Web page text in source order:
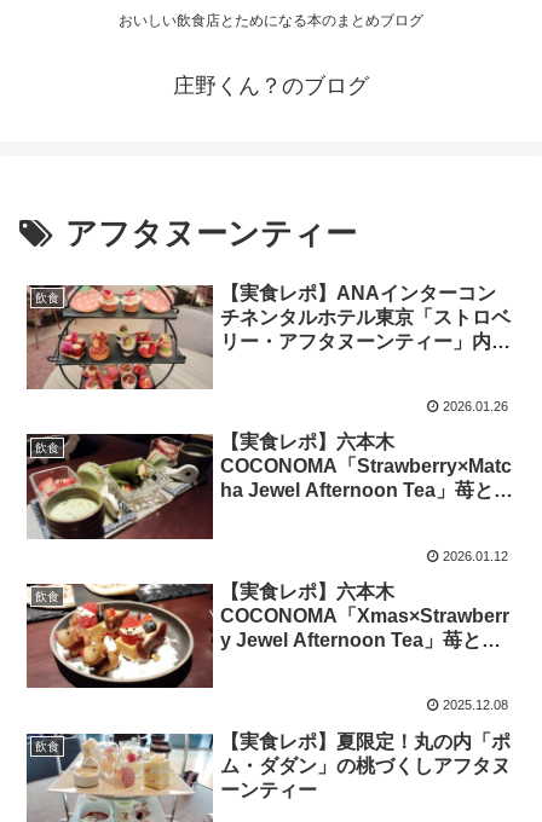
おいしい飲食店とためになる本のまとめブログ
庄野くん？のブログ
アフタヌーンティー
飲食
【実食レポ】ANAインターコン
チネンタルホテル東京「ストロベ
リー・アフタヌーンティー」内容
2026.01.26
飲食
【実食レポ】六本木
COCONOMA「Strawberry×Matc
ha Jewel Afternoon Tea」苺と抹
2026.01.12
飲食
【実食レポ】六本木
COCONOMA「Xmas×Strawberr
y Jewel Afternoon Tea」苺とク
2025.12.08
飲食
【実食レポ】夏限定！丸の内「ポ
ム・ダダン」の桃づくしアフタヌ
ーンティー